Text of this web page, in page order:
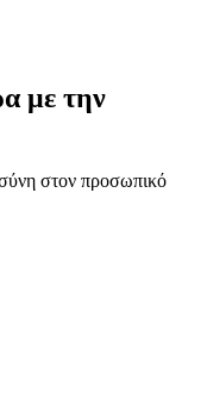
με την
στον προσωπικό